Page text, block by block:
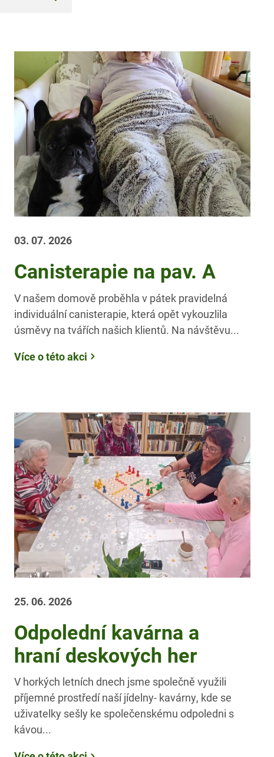
03. 07. 2026
Canisterapie na pav. A
V našem domově proběhla v pátek pravidelná
individuální canisterapie, která opět vykouzlila
úsměvy na tvářích našich klientů. Na návštěvu...
Více o této akci
25. 06. 2026
Odpolední kavárna a
hraní deskových her
V horkých letních dnech jsme společně využili
příjemné prostředí naší jídelny- kavárny, kde se
uživatelky sešly ke společenskému odpoledni s
kávou...